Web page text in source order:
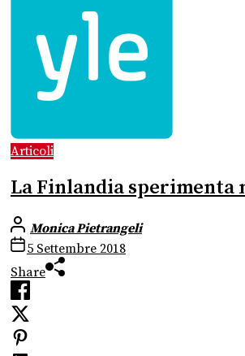
Articoli
La Finlandia sperimenta
Monica Pietrangeli
5 Settembre 2018
Share